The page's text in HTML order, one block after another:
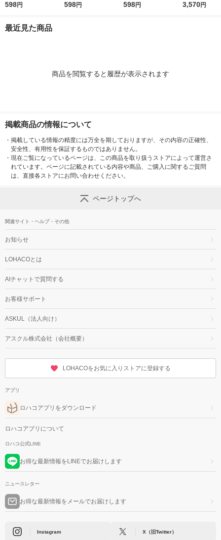
あんず酒 1000ml 1本
598円
ゆず酒 1000ml 1本
598円
ブルーベリー酒 1000
598円
ゆず酒
3,570円
最近見た商品
商品を閲覧すると履歴が表示されます
掲載商品の情報について
・ 掲載している情報の精度には万全を期しておりますが、その内容の正確性、
安全性、有用性を保証するものではありません。
・ 現在ご覧になっているページは、この商品を取り扱うストアによって運営さ
れています。ページに記載されている内容や商品、ご購入に関するご質問
は、直接各ストアにお問い合わせください。
ページトップへ
関連サイト・ヘルプ・その他
お知らせ
LOHACOとは
AIチャットで質問する
お客様サポート
ASKUL（法人向け）
アスクル株式会社（会社概要）
LOHACOをお気に入りストアに登録する
アプリ
ロハコアプリをダウンロード
ロハコアプリについて
ロハコ公式LINE
お得な最新情報をLINEでお届けします
ニュースレター
お得な最新情報をメールでお届けします
Instagram X（旧Twitter）